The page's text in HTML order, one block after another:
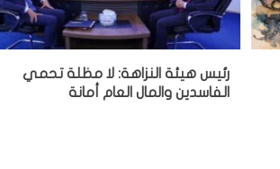
رئيس هيئة النزاهة: لا مظلة تحمي
الفاسدين والمال العام أمانة